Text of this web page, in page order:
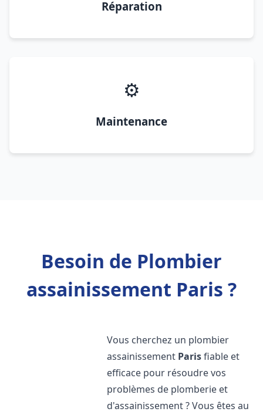
Réparation
⚙️
Maintenance
Besoin de Plombier
assainissement Paris ?
Vous cherchez un plombier
assainissement Parisfiable et
efficace pour résoudre vos
problèmes de plomberie et
d'assainissement ? Vous êtes au